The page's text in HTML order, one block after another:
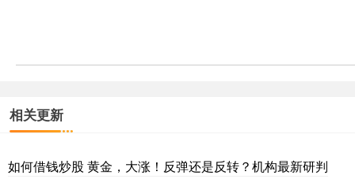
相关更新
如何借钱炒股 黄金，大涨！反弹还是反转？机构最新研判